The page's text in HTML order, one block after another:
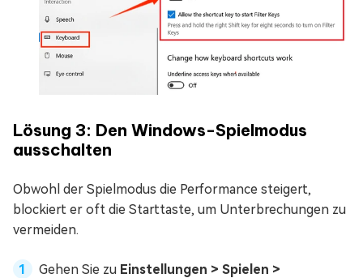
Lösung 3: Den Windows-Spielmodus
ausschalten
Obwohl der Spielmodus die Performance steigert,
blockiert er oft die Starttaste, um Unterbrechungen zu
vermeiden.
Gehen Sie zu Einstellungen > Spielen >